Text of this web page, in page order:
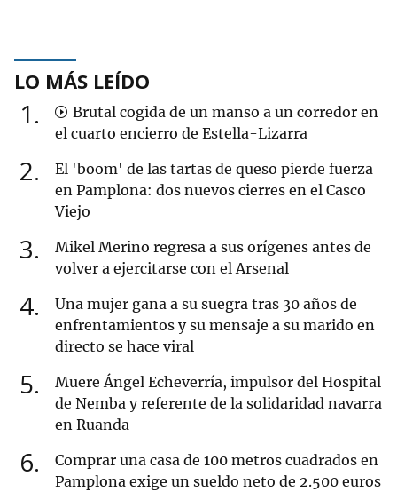
LO MÁS LEÍDO
1
Brutal cogida de un manso a un corredor en
el cuarto encierro de Estella-Lizarra
2
El 'boom' de las tartas de queso pierde fuerza
en Pamplona: dos nuevos cierres en el Casco
Viejo
3
Mikel Merino regresa a sus orígenes antes de
volver a ejercitarse con el Arsenal
4
Una mujer gana a su suegra tras 30 años de
enfrentamientos y su mensaje a su marido en
directo se hace viral
5
Muere Ángel Echeverría, impulsor del Hospital
de Nemba y referente de la solidaridad navarra
en Ruanda
6
Comprar una casa de 100 metros cuadrados en
Pamplona exige un sueldo neto de 2.500 euros